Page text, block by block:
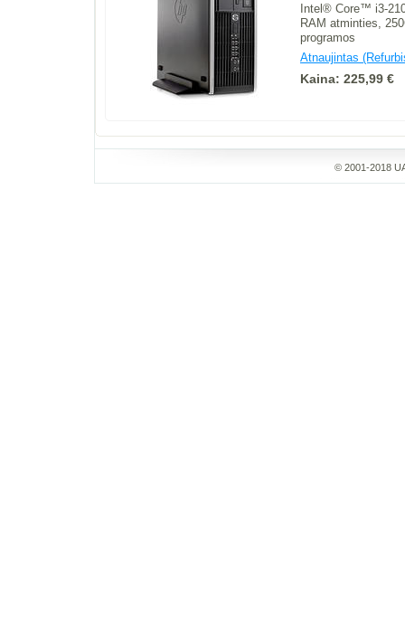
Intel® Core™ i3-
RAM atminties,
programos
Atnaujintas
Kaina: 225,99 €
© 2001-2018